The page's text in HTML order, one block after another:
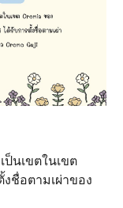
ป็นเขตในเขต
งชื่อตามเผ่าของ